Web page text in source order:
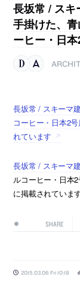
長坂常 / スキ
手掛けた、
ーヒー・日
長坂常 / スキーマ
コーヒー・日本2
れています
長坂常 / スキーマ
ルコーヒー・日本
に掲載されています
SHARE
2015.03.06 Fri 10:18